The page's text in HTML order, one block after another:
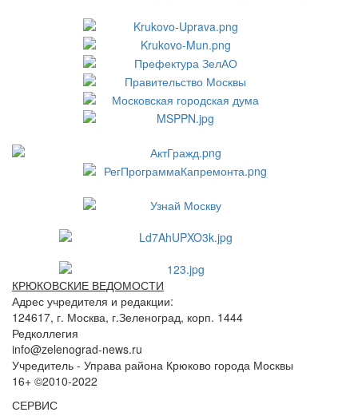
КРЮКОВСКИЕ ВЕДОМОСТИ
Адрес учредителя и редакции:
124617, г. Москва, г.Зеленоград, корп. 1444
Редколлегия
info@zelenograd-news.ru
Учредитель - Управа района Крюково города Москвы
16+ ©2010-2022
СЕРВИС